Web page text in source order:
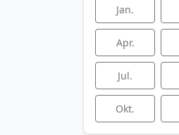
Jan.
Apr.
Jul.
Okt.